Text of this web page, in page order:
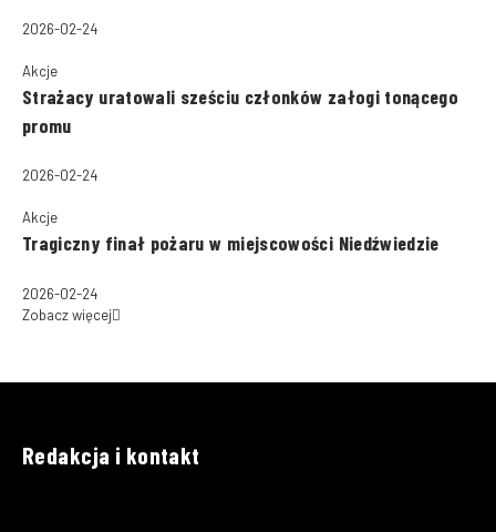
2026-02-24
Akcje
Strażacy uratowali sześciu członków załogi tonącego
promu
2026-02-24
Akcje
Tragiczny finał pożaru w miejscowości Niedźwiedzie
2026-02-24
Zobacz więcej
Redakcja i kontakt